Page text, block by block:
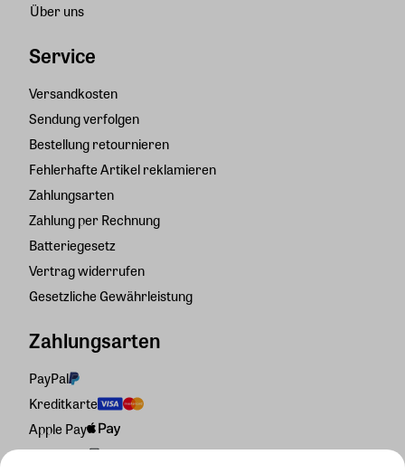
Über uns
Service
Versandkosten
Sendung verfolgen
Bestellung retournieren
Fehlerhafte Artikel reklamieren
Zahlungsarten
Zahlung per Rechnung
Batteriegesetz
Vertrag widerrufen
Gesetzliche Gewährleistung
Zahlungsarten
PayPal
Kreditkarte
Apple Pay
Rechnung